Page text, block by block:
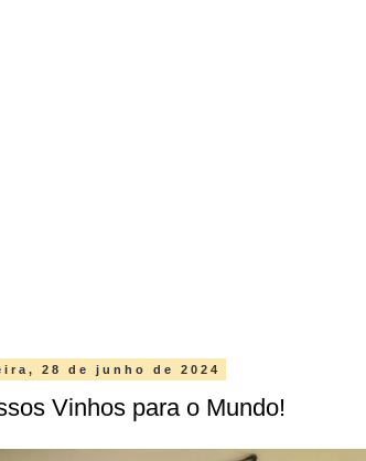
28 de junho de 2024
Vinhos para o Mundo!